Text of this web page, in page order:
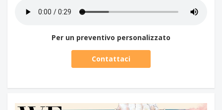
Per un preventivo personalizzato
Contattaci